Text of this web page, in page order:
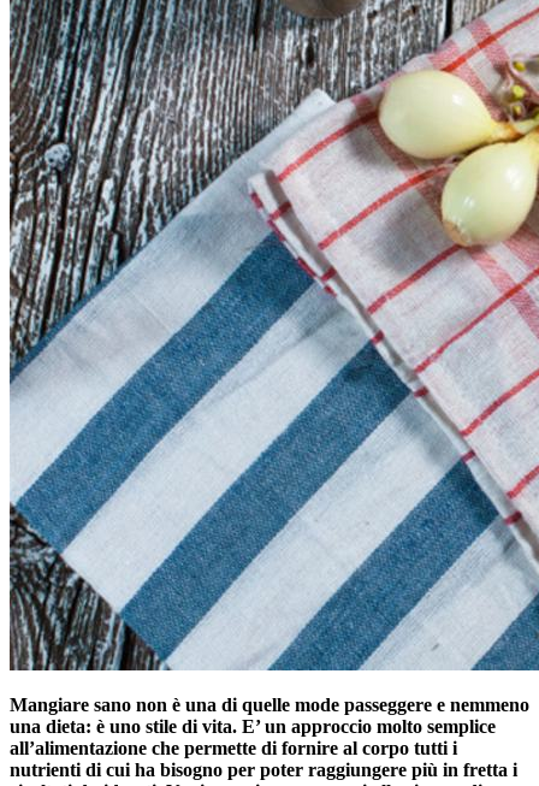
Mangiare sano non è una di quelle mode passeggere e nemmeno
una dieta: è uno stile di vita. E’ un approccio molto semplice
all’alimentazione che permette di fornire al corpo tutti i
nutrienti di cui ha bisogno per poter raggiungere più in fretta i